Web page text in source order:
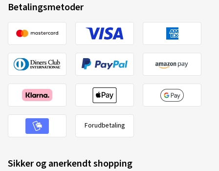
Betalingsmetoder
Forudbetaling
Sikker og anerkendt shopping